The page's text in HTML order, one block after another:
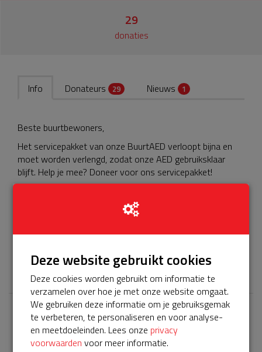
29
donaties
Info Donateurs 29 Nieuws 1
Beste buurtbewoners,
Het servicepakket van onze BuurtAED verloopt bijna en
moet worden verlengd, zodat onze AED gebruiksklaar
blijft. Help je mee? Doneer voor ons servicepakket!
straat-postcode-plaats-254
𝕏
Laatste donaties
Bekijk alle
Deze website gebruikt cookies
Deze cookies worden gebruikt om informatie te
verzamelen over hoe je met onze website omgaat.
We gebruiken deze informatie om je gebruiksgemak
te verbeteren, te personaliseren en voor analyse-
en meetdoeleinden. Lees onze privacy
voorwaarden voor meer informatie.